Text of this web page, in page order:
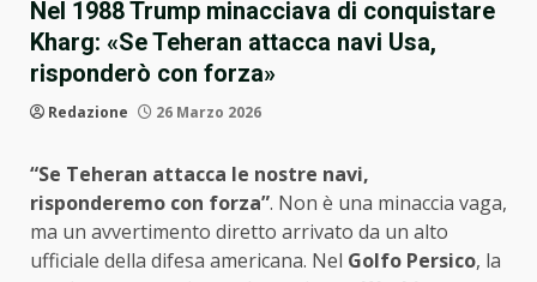
Nel 1988 Trump minacciava di conquistare
Kharg: «Se Teheran attacca navi Usa,
risponderò con forza»
Redazione 26 Marzo 2026
“Se Teheran attacca le nostre navi,
risponderemo con forza”. Non è una minaccia vaga,
ma un avvertimento diretto arrivato da un alto
ufficiale della difesa americana. Nel Golfo Persico, la